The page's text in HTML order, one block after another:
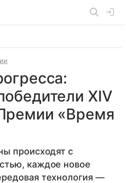
XIV
«Время
происходят с
каждое новое
технология —